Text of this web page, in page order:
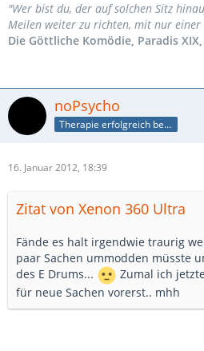
"Wer bist du, der auf solchen Sitz
Meilen weiter zu richten, mit nur einer
Die Göttliche Komödie, Paradis XIX,
noPsycho
Therapie erfolgreich beendet
16. Januar 2012, 18:39
Zitat von Xenon 360 Ultra
Fände es halt irgendwie traurig
paar Sachen ummodden müsste
des E Drums...
Zumal ich
für neue Sachen vorerst.. mhh